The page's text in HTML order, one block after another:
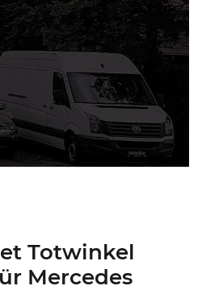
Totwinkel
Mercedes